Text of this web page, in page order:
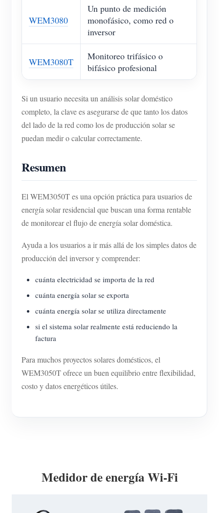
WEM3080
Un punto de medición
monofásico, como red o
inversor
WEM3080T
Monitoreo trifásico o
bifásico profesional
Si un usuario necesita un análisis solar doméstico
completo, la clave es asegurarse de que tanto los datos
del lado de la red como los de producción solar se
puedan medir o calcular correctamente.
Resumen
El WEM3050T es una opción práctica para usuarios de
energía solar residencial que buscan una forma rentable
de monitorear el flujo de energía solar doméstica.
Ayuda a los usuarios a ir más allá de los simples datos de
producción del inversor y comprender:
cuánta electricidad se importa de la red
cuánta energía solar se exporta
cuánta energía solar se utiliza directamente
si el sistema solar realmente está reduciendo la
factura
Para muchos proyectos solares domésticos, el
WEM3050T ofrece un buen equilibrio entre flexibilidad,
costo y datos energéticos útiles.
Medidor de energía Wi-Fi